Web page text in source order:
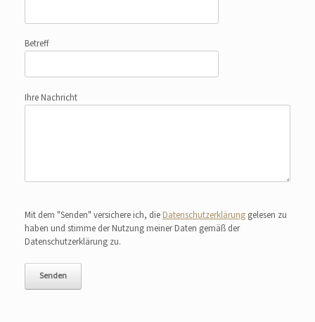
Betreff
Ihre Nachricht
Mit dem "Senden" versichere ich, die Datenschutzerklärung gelesen zu
haben und stimme der Nutzung meiner Daten gemäß der
Datenschutzerklärung zu.